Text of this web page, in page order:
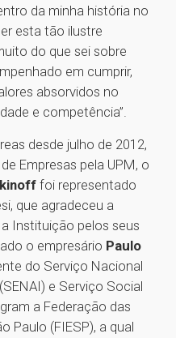
da minha história no
esta tão ilustre
do que sei sobre
em cumprir,
absorvidos no
e competência”.
desde julho de 2012,
Empresas pela UPM, o
foi representado
que agradeceu a
Instituição pelos seus
o empresário Paulo
do Serviço Nacional
e Serviço Social
a Federação das
Paulo (FIESP), a qual